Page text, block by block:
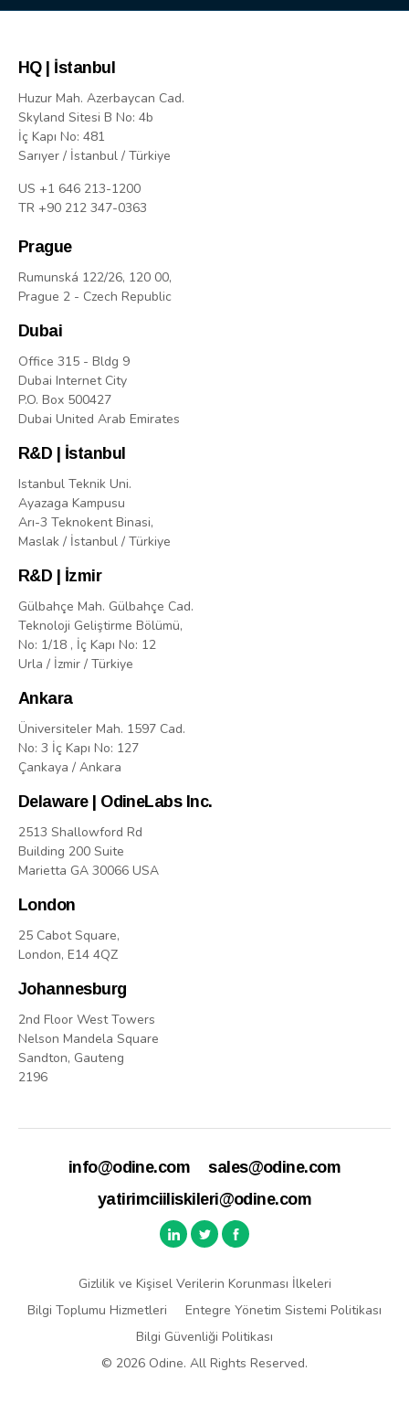
HQ | İstanbul
Huzur Mah. Azerbaycan Cad.
Skyland Sitesi B No: 4b
İç Kapı No: 481
Sarıyer / İstanbul / Türkiye
US +1 646 213-1200
TR +90 212 347-0363
Prague
Rumunská 122/26, 120 00,
Prague 2 - Czech Republic
Dubai
Office 315 - Bldg 9
Dubai Internet City
P.O. Box 500427
Dubai United Arab Emirates
R&D | İstanbul
Istanbul Teknik Uni.
Ayazaga Kampusu
Arı-3 Teknokent Binasi,
Maslak / İstanbul / Türkiye
R&D | İzmir
Gülbahçe Mah. Gülbahçe Cad.
Teknoloji Geliştirme Bölümü,
No: 1/18 , İç Kapı No: 12
Urla / İzmir / Türkiye
Ankara
Üniversiteler Mah. 1597 Cad.
No: 3 İç Kapı No: 127
Çankaya / Ankara
Delaware | OdineLabs Inc.
2513 Shallowford Rd
Building 200 Suite
Marietta GA 30066 USA
London
25 Cabot Square,
London, E14 4QZ
Johannesburg
2nd Floor West Towers
Nelson Mandela Square
Sandton, Gauteng
2196
info@odine.com
sales@odine.com
yatirimciiliskileri@odine.com
Gizlilik ve Kişisel Verilerin Korunması İlkeleri
Bilgi Toplumu Hizmetleri
Entegre Yönetim Sistemi Politikası
Bilgi Güvenliği Politikası
© 2026 Odine. All Rights Reserved.